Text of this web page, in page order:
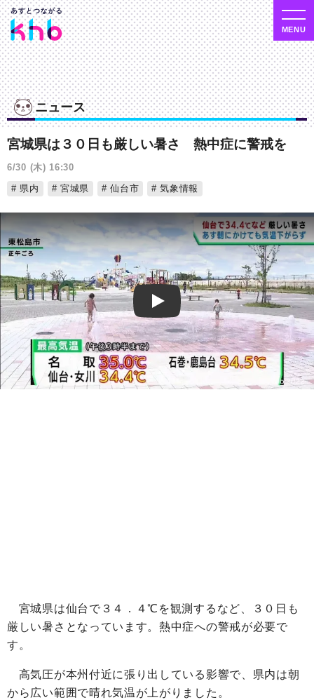
ニュース
宮城県は３０日も厳しい暑さ 熱中症に警戒を
6/30 (木) 16:30
県内
宮城県 仙台市 気象情報
Play
宮城県は仙台で３４．４℃を観測するなど、３０日も
厳しい暑さとなっています。熱中症への警戒が必要で
す。
高気圧が本州付近に張り出している影響で、県内は朝
から広い範囲で晴れ気温が上がりました。